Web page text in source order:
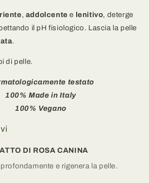
, addolcente e lenitivo, deterge
il pH fisiologico. Lascia la pelle
.
di pelle.
testato
100% Made in Italy
100% Vegano
DI ROSA CANINA
e rigenera la pelle.